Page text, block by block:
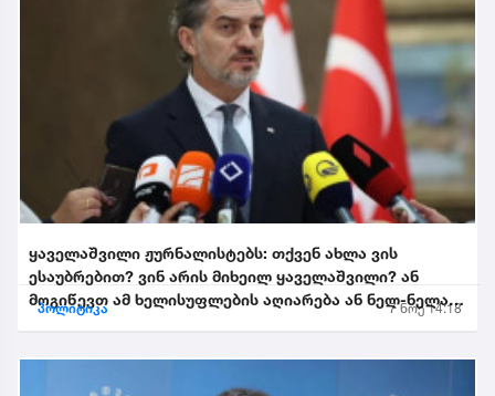
ყაველაშვილი ჟურნალისტებს: თქვენ ახლა ვის
ესაუბრებით? ვინ არის მიხეილ ყაველაშვილი? ან
მოგიწევთ ამ ხელისუფლების აღიარება ან ნელ-ნელა
პოლიტიკა 7 ნოე 14:18